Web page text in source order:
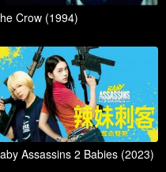
Crow (1994)
Assassins 2 Babies (2023)